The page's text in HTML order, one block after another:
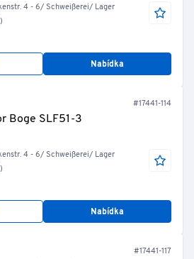
4 - 6/ Schweißerei/ Lager
Nabídka
#17441-114
Boge SLF51-3
4 - 6/ Schweißerei/ Lager
Nabídka
#17441-117